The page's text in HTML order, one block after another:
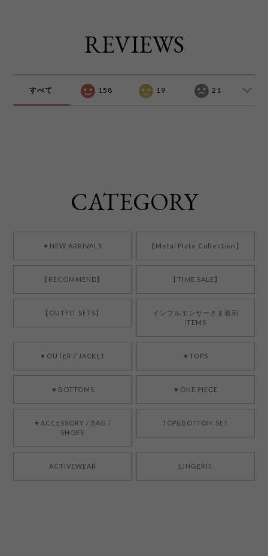
REVIEWS
すべて 158 19 21
CATEGORY
▼NEW ARRIVALS 【Metal Plate Collection】
【RECOMMEND】 【TIME SALE】
【OUTFIT SETS】
インフルエンサーさま着用
ITEMS
▼OUTER / JACKET ▼TOPS
▼BOTTOMS ▼ONE PIECE
▼ACCESSORY / BAG /
SHOES
TOP&BOTTOM SET
ACTIVEWEAR LINGERIE